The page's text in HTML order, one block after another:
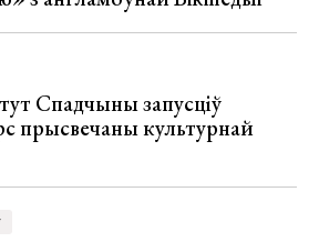
Спадчыны запусціў
прысвечаны культурнай